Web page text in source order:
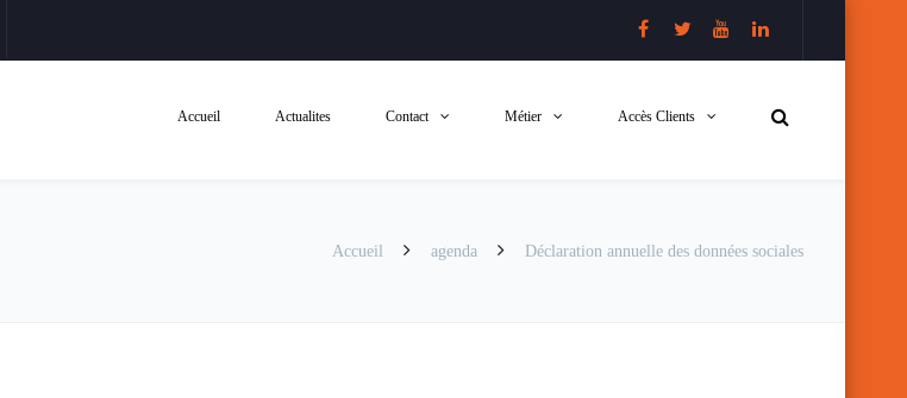
Accueil Actualites Contact Métier Accès Clients
Accueil agenda Déclaration annuelle des données sociales